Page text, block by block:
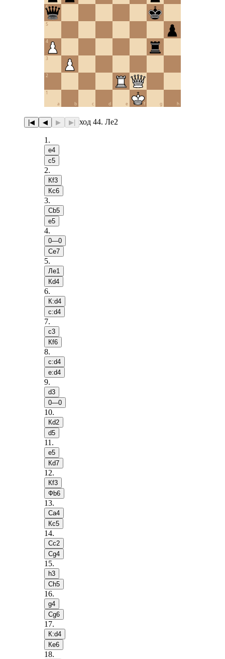
a b c d e f g h
1
2
3
4
5
6
|◀ ◀ ▶ ▶| ход 44. Лe2
1 .
e4
c5
2.
Кf3
Кc6
3.
Сb5
e5
4.
0—0
Сe7
5.
Лe1
Кd4
6.
К:d4
c:d4
7.
c3
Кf6
8.
c:d4
e:d4
9.
d3
0—0
10.
Кd2
d5
11 .
e5
Кd7
12.
Кf3
Фb6
13.
Сa4
Кc5
14.
Сc2
Сg4
15.
h3
Сh5
16.
g4
Сg6
17.
К:d4
Кe6
18.